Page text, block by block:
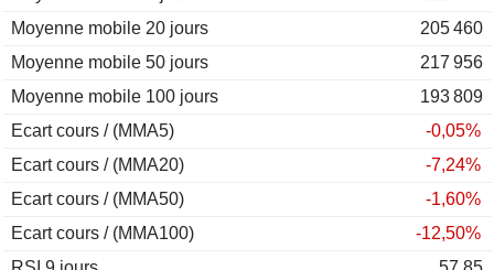
Moyenne mobile 20 jours
205 460
Moyenne mobile 50 jours
217 956
Moyenne mobile 100 jours
193 809
Ecart cours / (MMA5)
-0,05%
Ecart cours / (MMA20)
-7,24%
Ecart cours / (MMA50)
-1,60%
Ecart cours / (MMA100)
-12,50%